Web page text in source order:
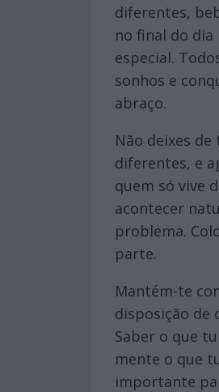
diferentes,
no final do
especial.
sonhos e
abraço.
Não deixes
diferentes, e
quem só vive
acontecer
problema.
parte.
Mantém-te
disposição de
Saber o que
mente o que
importante